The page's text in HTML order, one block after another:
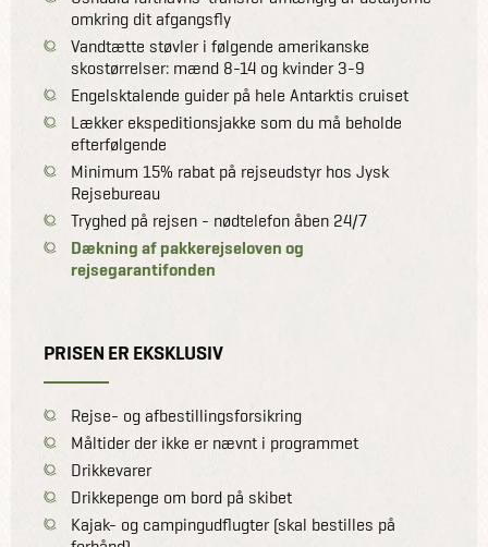
omkring dit afgangsfly
Vandtætte støvler i følgende amerikanske
skostørrelser: mænd 8-14 og kvinder 3-9
Engelsktalende guider på hele Antarktis cruiset
Lækker ekspeditionsjakke som du må beholde
efterfølgende
Minimum 15% rabat på rejseudstyr hos Jysk
Rejsebureau
Tryghed på rejsen - nødtelefon åben 24/7
Dækning af pakkerejseloven og
rejsegarantifonden
PRISEN ER EKSKLUSIV
Rejse- og afbestillingsforsikring
Måltider der ikke er nævnt i programmet
Drikkevarer
Drikkepenge om bord på skibet
Kajak- og campingudflugter (skal bestilles på